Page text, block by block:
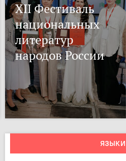
XII Фестиваль
национальных
литератур
народов России
ЯЗЫКИ